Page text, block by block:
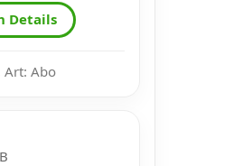
Details
Art: Abo